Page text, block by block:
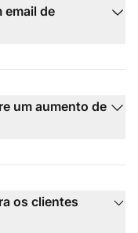
email de
um aumento de
os clientes